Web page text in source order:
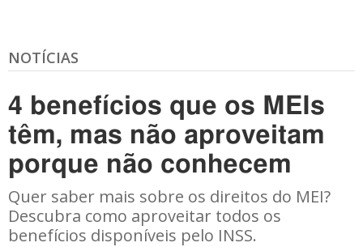
NOTÍCIAS
4 benefícios que os MEIs
têm, mas não aproveitam
porque não conhecem
Quer saber mais sobre os direitos do MEI?
Descubra como aproveitar todos os
benefícios disponíveis pelo INSS.